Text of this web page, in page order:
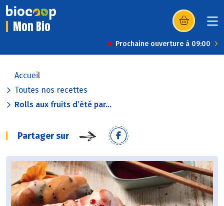
Mon Bio (s’ouvre dans
Prochaine ouverture à 09:00
Accueil
Toutes nos recettes
Rolls aux fruits d’été par...
Partager sur